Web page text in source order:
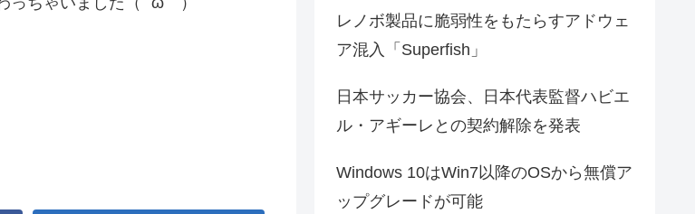
レノボ製品に脆弱性をもたらすアドウェ
ア混入「Superfish」
日本サッカー協会、日本代表監督ハビエ
ル・アギーレとの契約解除を発表
Windows 10はWin7以降のOSから無償ア
ップグレードが可能